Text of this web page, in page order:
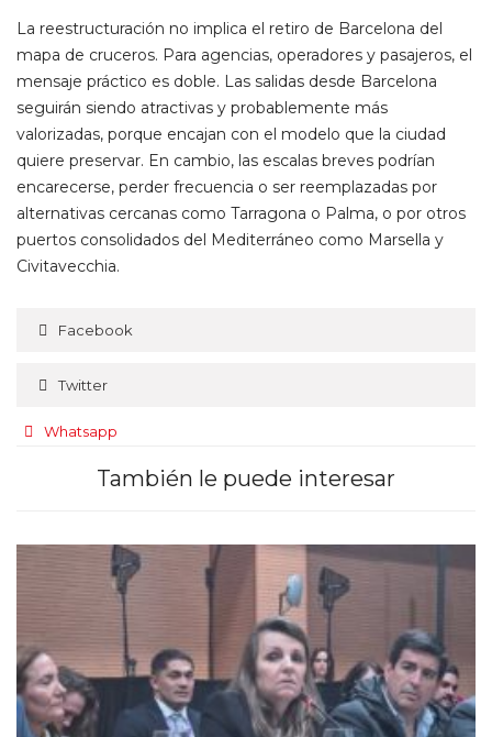
La reestructuración no implica el retiro de Barcelona del
mapa de cruceros. Para agencias, operadores y pasajeros, el
mensaje práctico es doble. Las salidas desde Barcelona
seguirán siendo atractivas y probablemente más
valorizadas, porque encajan con el modelo que la ciudad
quiere preservar. En cambio, las escalas breves podrían
encarecerse, perder frecuencia o ser reemplazadas por
alternativas cercanas como Tarragona o Palma, o por otros
puertos consolidados del Mediterráneo como Marsella y
Civitavecchia.
Facebook
Twitter
Whatsapp
También le puede interesar